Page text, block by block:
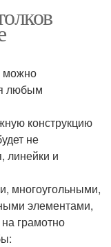
можно
любым
конструкцию
не
линейки и
многоугольными,
элементами,
грамотно